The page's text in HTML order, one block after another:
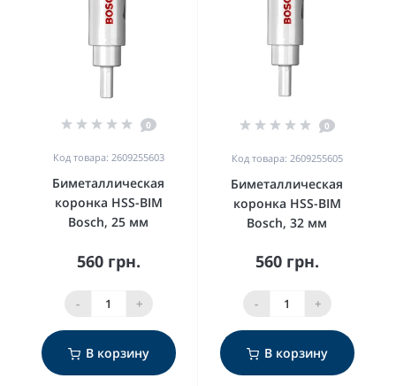
0
Код товара: 2609255603
Биметаллическая
коронка HSS-BIM
Bosch, 25 мм
560 грн.
- +
В корзину
0
Код товара: 2609255605
Биметаллическая
коронка HSS-BIM
Bosch, 32 мм
560 грн.
- +
В корзину